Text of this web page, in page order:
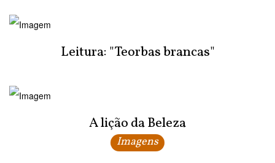
Leitura: "Teorbas brancas"
A lição da Beleza
Imagens